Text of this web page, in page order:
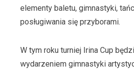
elementy baletu, gimnastyki,
posługiwania się przyborami.
W tym roku turniej Irina Cup
wydarzeniem gimnastyki